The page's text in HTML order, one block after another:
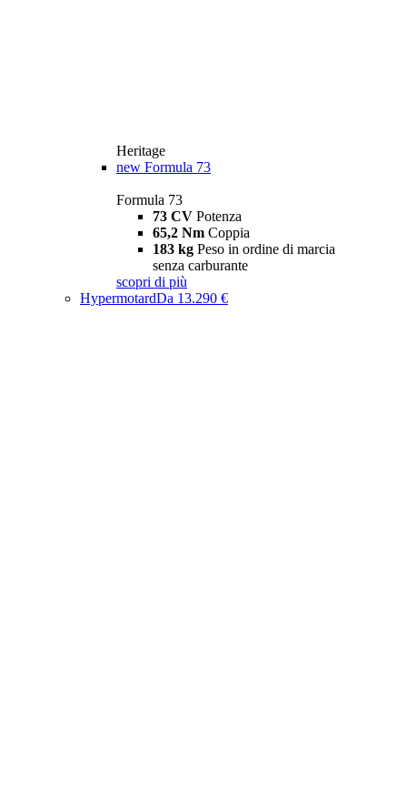
Heritage
new Formula 73
Formula 73
73 CV Potenza
65,2 Nm Coppia
183 kg Peso in ordine di marcia
senza carburante
scopri di più
HypermotardDa 13.290 €